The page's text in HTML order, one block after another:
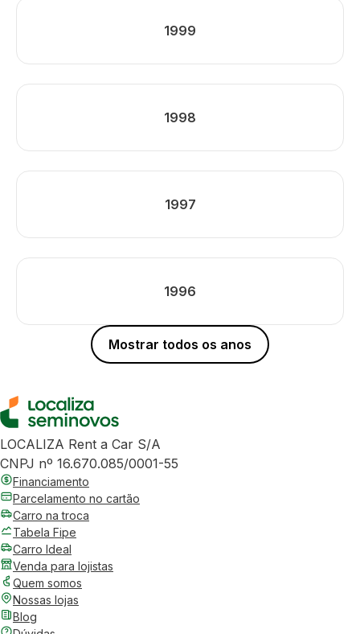
1999
1998
1997
1996
Mostrar todos os anos
LOCALIZA Rent a Car S/A
CNPJ nº 16.670.085/0001-55
Financiamento
Parcelamento no cartão
Carro na troca
Tabela Fipe
Carro Ideal
Venda para lojistas
Quem somos
Nossas lojas
Blog